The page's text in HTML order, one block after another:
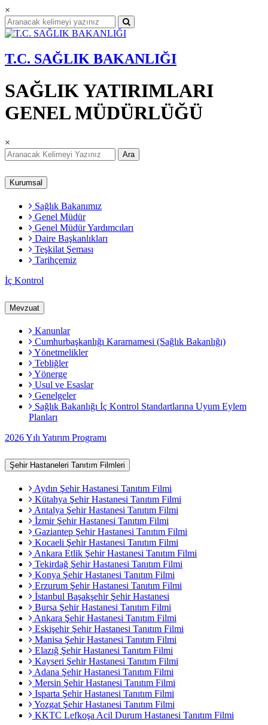
×
T.C. SAĞLIK BAKANLIĞI
SAĞLIK YATIRIMLARI
GENEL MÜDÜRLÜĞÜ
×
Ara
Kurumsal
Sağlık Bakanımız
Genel Müdür
Genel Müdür Yardımcıları
Daire Başkanlıkları
Teşkilat Şeması
Tarihçemiz
İç Kontrol
Mevzuat
Kanunlar
Cumhurbaşkanlığı Kararnamesi (Sağlık Bakanlığı)
Yönetmelikler
Tebliğler
Yönerge
Usul ve Esaslar
Genelgeler
Sağlık Bakanlığı İç Kontrol Standartlarına Uyum Eylem
Planları
2026 Yılı Yatırım Programı
Şehir Hastaneleri Tanıtım Filmleri
Aydın Şehir Hastanesi Tanıtım Filmi
Kütahya Şehir Hastanesi Tanıtım Filmi
Antalya Şehir Hastanesi Tanıtım Filmi
İzmir Şehir Hastanesi Tanıtım Filmi
Gaziantep Şehir Hastanesi Tanıtım Filmi
Kocaeli Şehir Hastanesi Tanıtım Filmi
Ankara Etlik Şehir Hastanesi Tanıtım Filmi
Tekirdağ Şehir Hastanesi Tanıtım Filmi
Konya Şehir Hastanesi Tanıtım Filmi
Erzurum Şehir Hastanesi Tanıtım Filmi
İstanbul Başakşehir Şehir Hastanesi
Bursa Şehir Hastanesi Tanıtım Filmi
Ankara Şehir Hastanesi Tanıtım Filmi
Eskişehir Şehir Hastanesi Tanıtım Filmi
Manisa Şehir Hastanesi Tanıtım Filmi
Elazığ Şehir Hastanesi Tanıtım Filmi
Kayseri Şehir Hastanesi Tanıtım Filmi
Adana Şehir Hastanesi Tanıtım Filmi
Mersin Şehir Hastanesi Tanıtım Filmi
Isparta Şehir Hastanesi Tanıtım Filmi
Yozgat Şehir Hastanesi Tanıtım Filmi
KKTC Lefkoşa Acil Durum Hastanesi Tanıtım Filmi